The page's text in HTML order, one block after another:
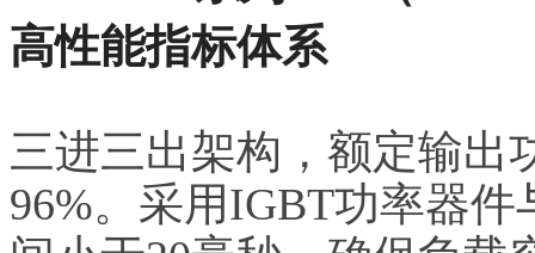
高性能指标体系
三进三出架构，额定输出
96%。采用IGBT功率器